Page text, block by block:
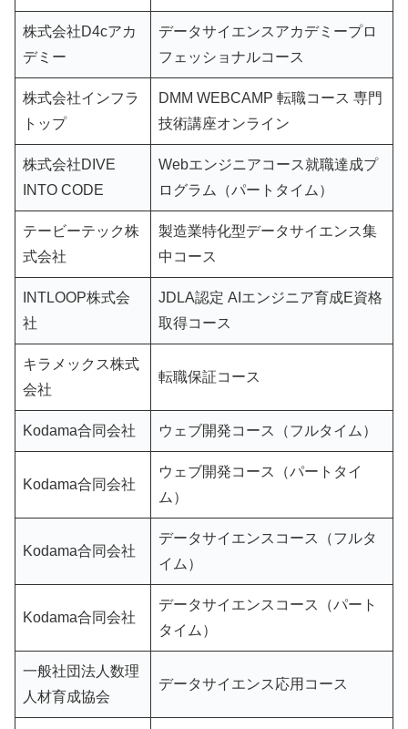
株式会社D4cアカ
デミー
データサイエンスアカデミープロ
フェッショナルコース
株式会社インフラ
トップ
DMM WEBCAMP 転職コース 専門
技術講座オンライン
株式会社DIVE
INTO CODE
Webエンジニアコース就職達成プ
ログラム（パートタイム）
テービーテック株
式会社
製造業特化型データサイエンス集
中コース
INTLOOP株式会
社
JDLA認定 AIエンジニア育成E資格
取得コース
キラメックス株式
会社
転職保証コース
Kodama合同会社 ウェブ開発コース（フルタイム）
Kodama合同会社
ウェブ開発コース（パートタイ
ム）
Kodama合同会社
データサイエンスコース（フルタ
イム）
Kodama合同会社
データサイエンスコース（パート
タイム）
一般社団法人数理
人材育成協会
データサイエンス応用コース